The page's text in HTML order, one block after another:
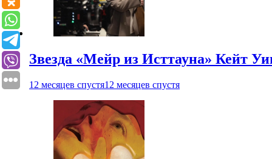
Звезда «Мейр из Исттауна» Кейт
12 месяцев спустя12 месяцев спустя